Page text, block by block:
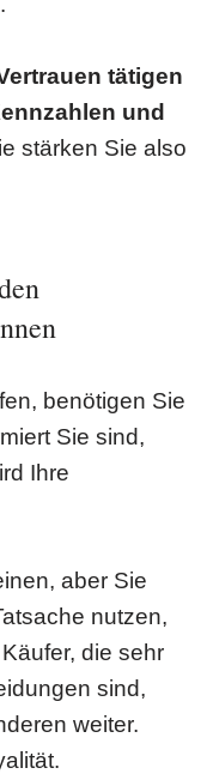
tätigen
und
stärken Sie also
benötigen Sie
Sie sind,
Ihre
aber Sie
nutzen,
die sehr
sind,
weiter.